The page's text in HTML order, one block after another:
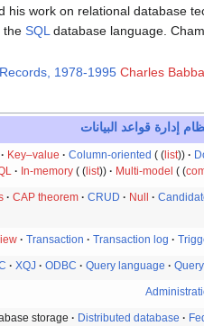
work on relational database
the SQLdatabase language.
1978-1995 Charles
إدارة قواعد البيانات
Key–value Column-oriented list
In-memory list Multi-model
CAP theorem CRUD Null
Transaction Transaction log
XQJ ODBC Query language
storage Distributed database